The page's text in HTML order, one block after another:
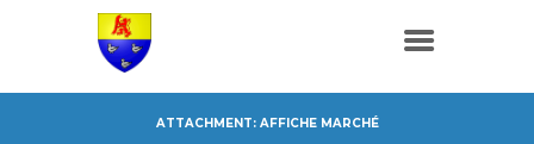
ATTACHMENT: AFFICHE MARCHÉ